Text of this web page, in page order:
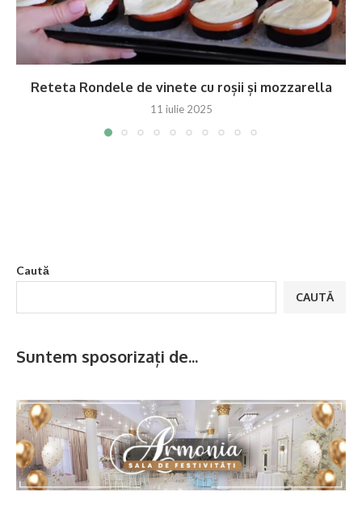
Reteta Rondele de vinete cu roșii și mozzarella
11 iulie 2025
Caută
CAUTĂ
Suntem sposorizați de...